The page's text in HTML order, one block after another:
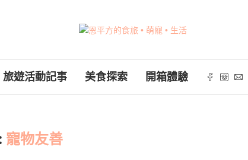
旅遊活動記事 美食探索 開箱體驗
寵物友善